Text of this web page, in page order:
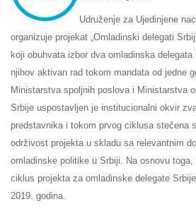
Udruženje za Ujedinjene
organizuje projekat „Omladinski delegati
koji obuhvata izbor dva omladinska
njihov aktivan rad tokom mandata od jedne
Ministarstva spoljnih poslova i Ministarstva
Srbije uspostavljen je institucionalni okvir
predstavnika i tokom prvog ciklusa stečena
održivost projekta u skladu sa relevantnim
omladinske politike u Srbiji. Na osnovu
ciklus projekta za omladinske delegate
2019. godina.